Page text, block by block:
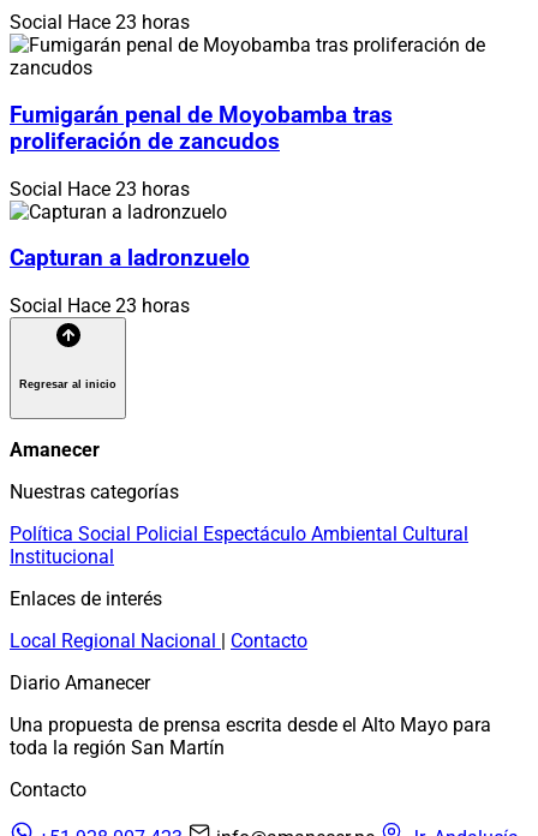
Social Hace 23 horas
Fumigarán penal de Moyobamba tras
proliferación de zancudos
Social Hace 23 horas
Capturan a ladronzuelo
Social Hace 23 horas
Regresar al inicio
Amanecer
Nuestras categorías
Política Social Policial Espectáculo Ambiental Cultural
Institucional
Enlaces de interés
Local Regional Nacional | Contacto
Diario Amanecer
Una propuesta de prensa escrita desde el Alto Mayo para
toda la región San Martín
Contacto